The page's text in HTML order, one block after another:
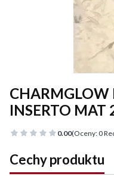
CHARMGLOW
INSERTO MAT
0.00(Oceny: 0
Cechy produktu